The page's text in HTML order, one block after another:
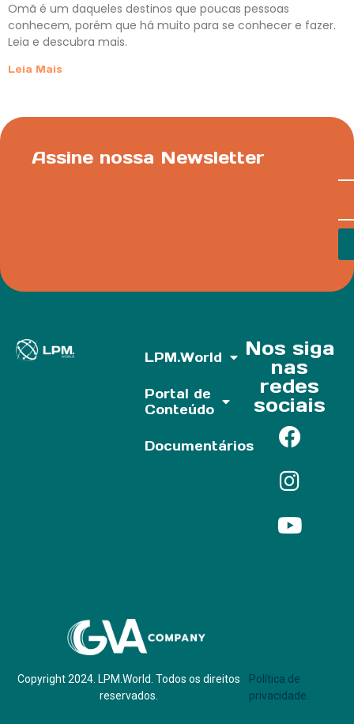
Omã é um daqueles destinos que poucas pessoas
conhecem, porém que há muito para se conhecer e fazer.
Leia e descubra mais.
Leia Mais
Assine nossa Newsletter
LPM.World
Portal de
Conteúdo
Documentários
Nos siga
nas
redes
sociais
Copyright 2024. LPM.World. Todos os direitos
reservados.
Política de
privacidade.